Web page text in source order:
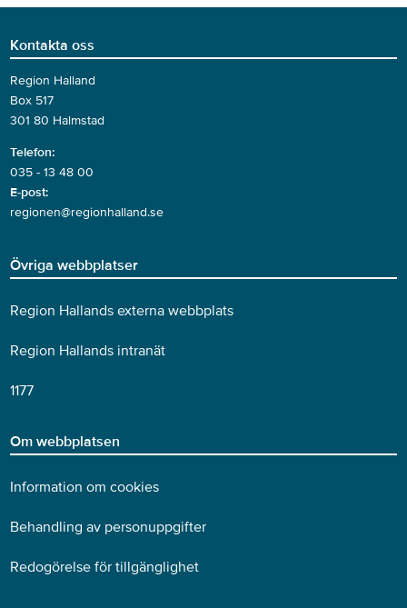
Kontakta oss
Region Halland
Box 517
301 80 Halmstad
Telefon:
035 - 13 48 00
E-post:
regionen@regionhalland.se
Övriga webbplatser
Region Hallands externa webbplats
Region Hallands intranät
1177
Om webbplatsen
Information om cookies
Behandling av personuppgifter
Redogörelse för tillgänglighet